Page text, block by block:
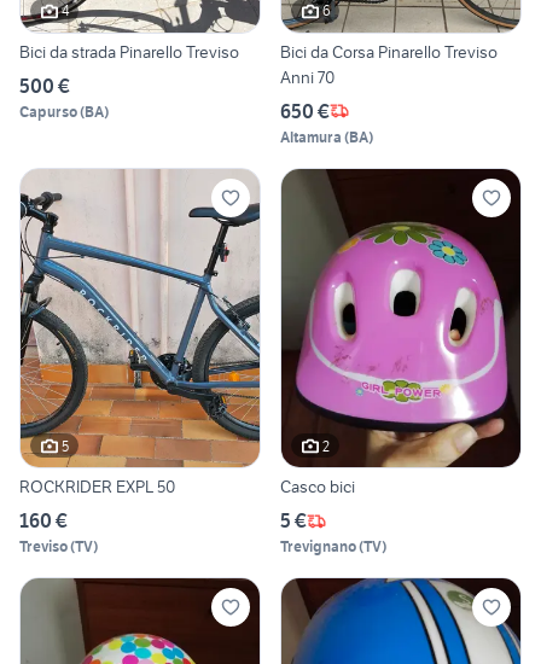
4
Bici da strada Pinarello Treviso
500 €
Capurso(BA)
6
Bici da Corsa Pinarello Treviso
Anni 70
650 €
Altamura (BA)
5
ROCKRIDER EXPL 50
160 €
Treviso(TV)
2
Casco bici
5 €
Trevignano(TV)